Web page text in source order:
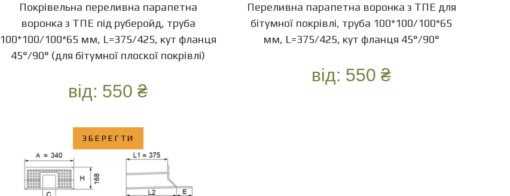
Покрівельна переливна парапетна
воронка з ТПЕ під руберойд, труба
100*100/100*65 мм, L=375/425, кут фланця
45°/90° (для бітумної плоскої покрівлі)
від: 550₴
Переливна парапетна воронка з ТПЕ для
бітумної покрівлі, труба 100*100/100*65
мм, L=375/425, кут фланця 45°/90°
від: 550₴
ЗБЕРЕГТИ